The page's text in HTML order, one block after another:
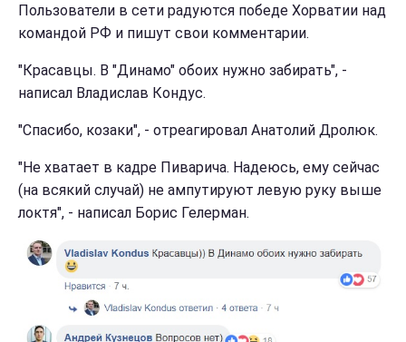
Пользователи в сети радуются победе Хорватии над
командой РФ и пишут свои комментарии.
"Красавцы. В "Динамо" обоих нужно забирать", -
написал Владислав Кондус.
"Спасибо, козаки", - отреагировал Анатолий Дролюк.
"Не хватает в кадре Пиварича. Надеюсь, ему сейчас
(на всякий случай) не ампутируют левую руку выше
локтя", - написал Борис Гелерман.